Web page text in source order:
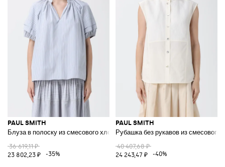
PAUL SMITH
Блуза в полоску из смесового хлопка
36 619,11 ₽
23 802,23 ₽
-35%
PAUL SMITH
Рубашка без рукавов из смесового
40 407,68 ₽
24 243,47 ₽
-40%